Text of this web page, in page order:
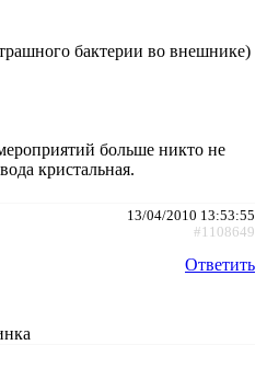
бактерии во внешнике)
больше никто не
кристальная.
13/04/2010 13:53:55
#1108649
Ответить